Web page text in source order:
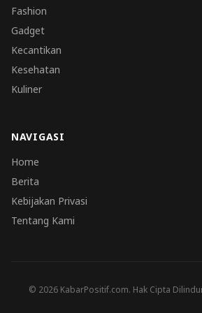
Fashion
Gadget
Kecantikan
Kesehatan
Kuliner
NAVIGASI
Home
Berita
Kebijakan Privasi
Tentang Kami
© 2026 KabarPositif.com. Hak Cipta